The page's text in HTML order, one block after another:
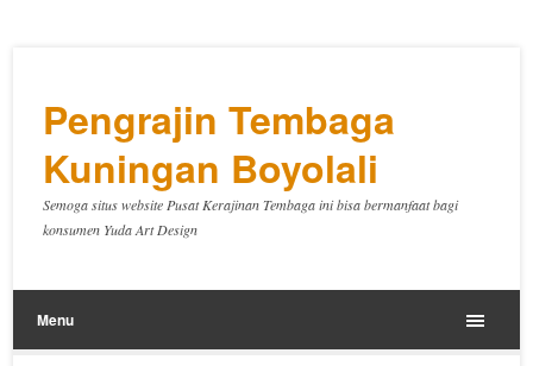
Pengrajin Tembaga
Kuningan Boyolali
Semoga situs website Pusat Kerajinan Tembaga ini bisa bermanfaat bagi
konsumen Yuda Art Design
Menu